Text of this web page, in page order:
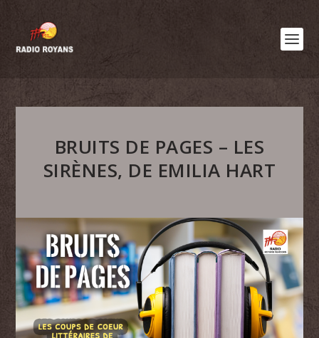
BRUITS DE PAGES – LES
SIRÈNES, DE EMILIA HART